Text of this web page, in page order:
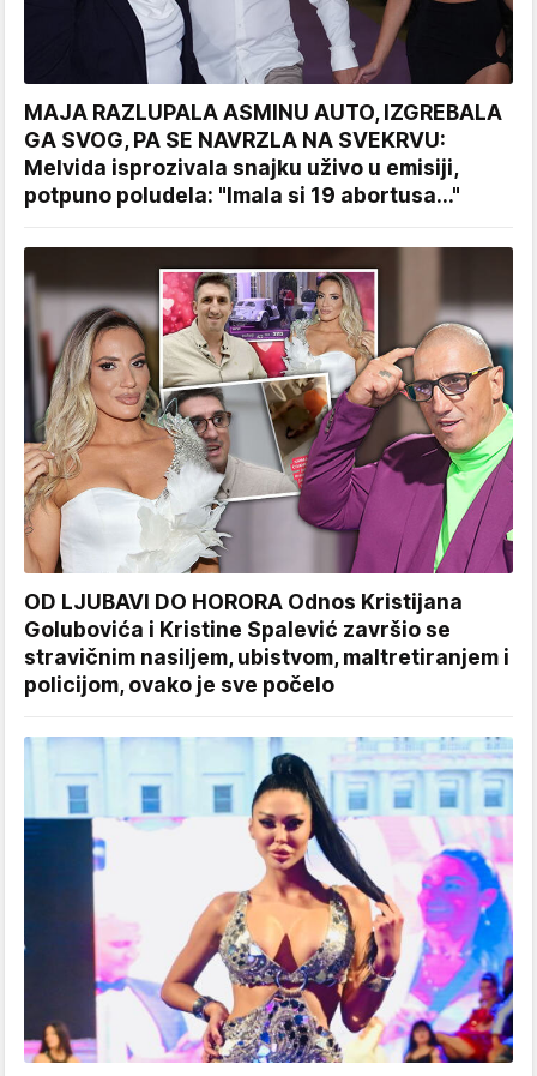
MAJA RAZLUPALA ASMINU AUTO, IZGREBALA
GA SVOG, PA SE NAVRZLA NA SVEKRVU:
Melvida isprozivala snajku uživo u emisiji,
potpuno poludela: "Imala si 19 abortusa..."
OD LJUBAVI DO HORORA Odnos Kristijana
Golubovića i Kristine Spalević završio se
stravičnim nasiljem, ubistvom, maltretiranjem i
policijom, ovako je sve počelo